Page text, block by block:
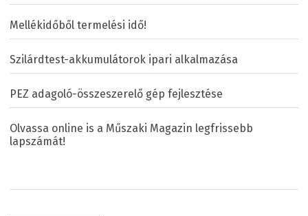
Mellékidőből termelési idő!
Szilárdtest-akkumulátorok ipari alkalmazása
PEZ adagoló-összeszerelő gép fejlesztése
Olvassa online is a Műszaki Magazin legfrissebb
lapszámát!